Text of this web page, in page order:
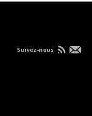
Suivez-nous